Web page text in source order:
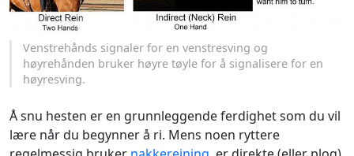
Venstrehånds signaler for en venstresving og
høyrehånden bruker høyre tøyle for å signalisere for en
høyresving.
Å snu hesten er en grunnleggende ferdighet som du vil
lære når du begynner å ri. Mens noen ryttere